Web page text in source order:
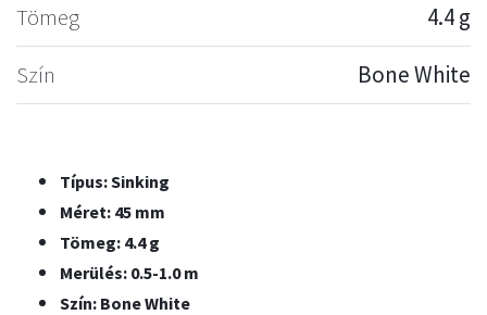
Tömeg
4.4 g
Szín
Bone White
Típus: Sinking
Méret: 45 mm
Tömeg: 4.4 g
Merülés: 0.5-1.0 m
Szín: Bone White